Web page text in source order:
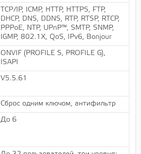
TCP/IP, ICMP, HTTP, HTTPS, FTP,
DHCP, DNS, DDNS, RTP, RTSP, RTCP,
PPPoE, NTP, UPnP™, SMTP, SNMP,
IGMP, 802.1X, QoS, IPv6, Bonjour
ONVIF (PROFILE S, PROFILE G),
ISAPI
V5.5.61
Сброс одним ключом, антифильтр
До 6